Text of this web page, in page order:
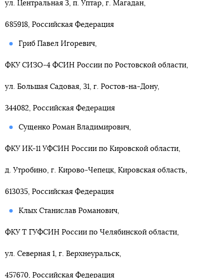
ул. Центральная 3, п. Уптар, г. Магадан,
685918, Российская Федерация
Гриб Павел Игоревич,
ФКУ СИЗО-4 ФСИН России по Ростовской области,
ул. Большая Садовая, 31, г. Ростов-на-Дону,
344082, Российская Федерация
Сущенко Роман Владимирович,
ФКУ ИК-11 УФСИН России по Кировской области,
д. Утробино, г. Кирово-Чепецк, Кировская область,
613035, Российская Федерация
Клых Станислав Романович,
ФКУ Т ГУФСИН России по Челябинской области,
ул. Северная 1, г. Верхнеуральск,
457670, Российская Федерация